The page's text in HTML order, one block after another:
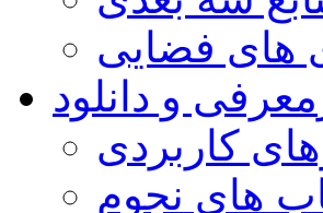
های فضایی
معرفی و دانلود
کاربردی
های نجوم